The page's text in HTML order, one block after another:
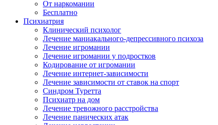
От наркомании
Бесплатно
Психиатрия
Клинический психолог
Лечение маниакального-депрессивного психоза
Лечение игромании
Лечение игромании у подростков
Кодирование от игромании
Лечение интернет-зависимости
Лечение зависимости от ставок на спорт
Синдром Туретта
Психиатр на дом
Лечение тревожного расстройства
Лечение панических атак